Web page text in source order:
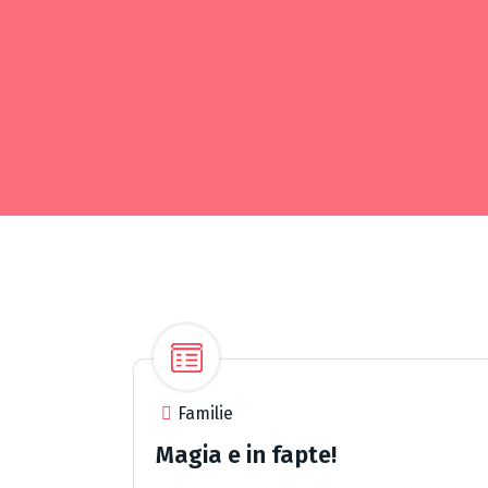
Familie
Magia e in fapte!